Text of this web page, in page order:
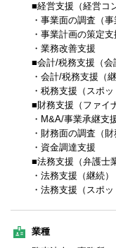
■経営支援（経営コ
・事業面の調査（事
・事業計画の策定
・業務改善支援
■会計/税務支援（会
・会計/税務支援（継
・税務支援（スポッ
■財務支援（ファイ
・M&A/事業承継支
・財務面の調査（財
・資金調達支援
■法務支援（弁護士
・法務支援（継続）
・法務支援（スポッ
業種